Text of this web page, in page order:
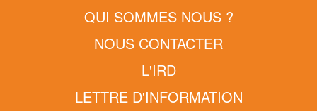
QUI SOMMES NOUS ?
NOUS CONTACTER
L'IRD
LETTRE D'INFORMATION